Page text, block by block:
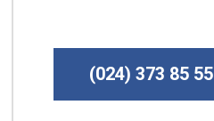
(024) 373 85 55